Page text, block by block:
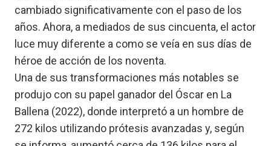
cambiado significativamente con el paso de los
años. Ahora, a mediados de sus cincuenta, el actor
luce muy diferente a como se veía en sus días de
héroe de acción de los noventa.
Una de sus transformaciones más notables se
produjo con su papel ganador del Óscar en La
Ballena (2022), donde interpretó a un hombre de
272 kilos utilizando prótesis avanzadas y, según